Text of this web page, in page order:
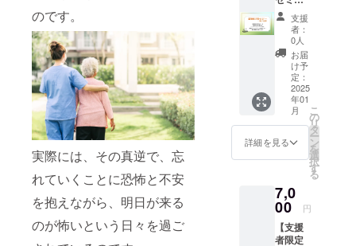
のです。
実際には、その真逆で、忘
れていくことに恐怖と不安
を抱えながら、明日が来る
のが怖いという日々を過ご
を行い
ます。
・実施
概要：
60分
間。 ・
日時：
①12月
12日20
時〜
②１月
か選択
して下
さい。
・場
所：オ
ナー＋
電子書
籍】 認
知症予
防に関
するオ
ンライ
ンセミ
ナーへ
の招
待。講
義や
ワーク
プを提
供しま
す。電
子書籍
をお届
支援
者：
0人
お届
け予
定：
2025
年01
月
詳細を見る
こ
の
リ
タ
ー
ン
を
選
択
す
る
7,0
00 円
【支援
者限定